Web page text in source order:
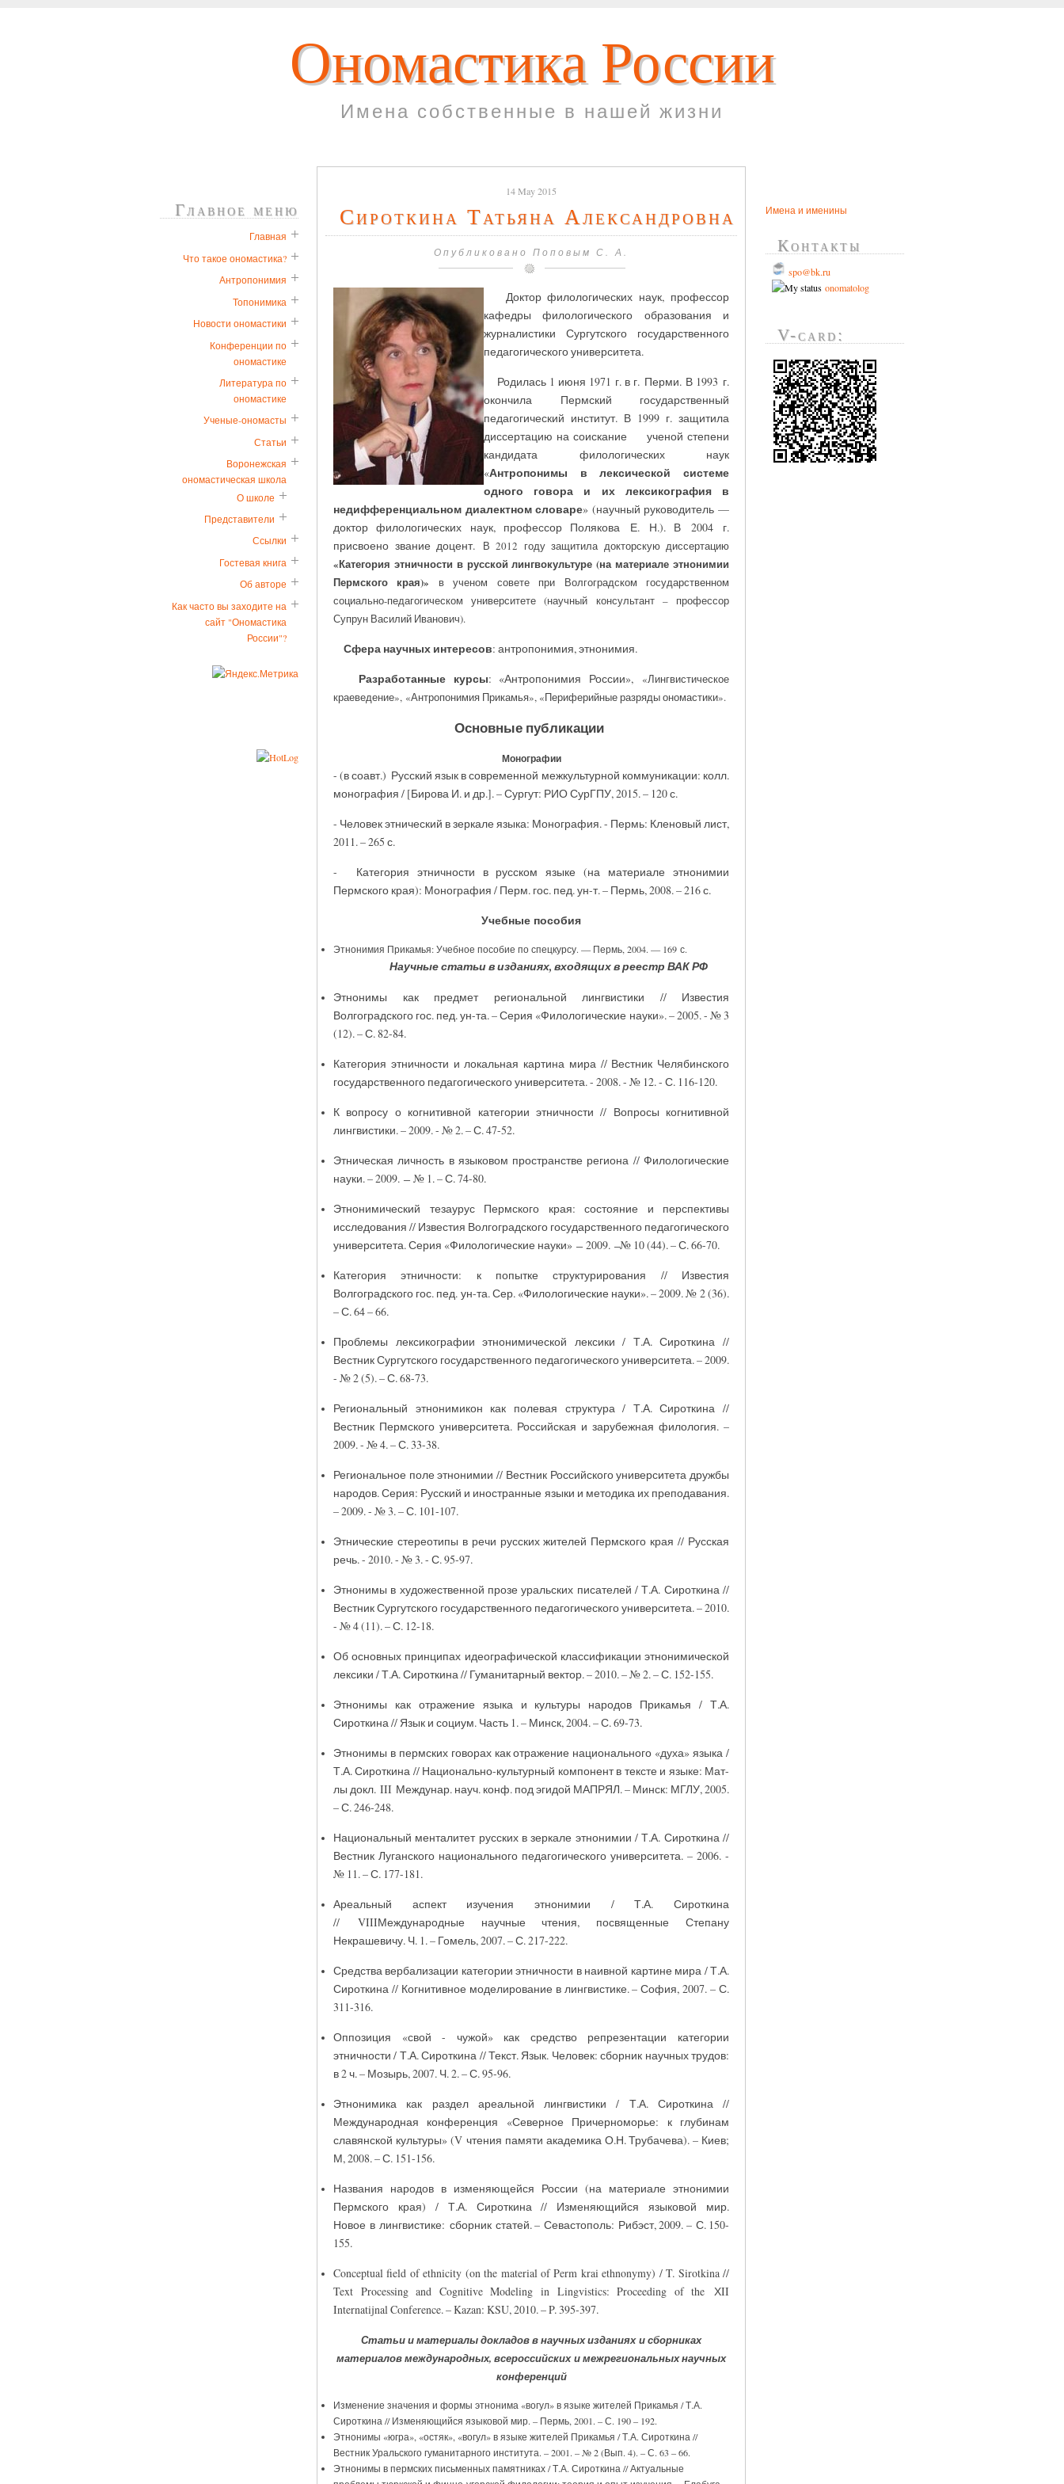
Ономастика России
Имена собственные в нашей жизни
14 May 2015
Сироткина Татьяна Александровна
Опубликовано Поповым С. А.
Доктор филологических наук, профессор
кафедры филологического образования и
журналистики Сургутского государственного
педагогического университета.
Родилась 1 июня 1971 г. в г. Перми. В 1993 г.
окончила Пермский государственный
педагогический институт. В 1999 г. защитила
диссертацию на соискание ученой степени
кандидата филологических наук
«Антропонимы в лексической системе
одного говора и их лексикография в
недифференциальном диалектном словаре» (научный руководитель —
доктор филологических наук, профессор Полякова Е. Н.). В 2004 г.
присвоено звание доцент.
В 2012 году защитила докторскую диссертацию
«Категория этничности в русской лингвокультуре (на материале этнонимии
Пермского края)» в ученом совете при Волгоградском государственном
социально-педагогическом университете (научный консультант – профессор
Супрун Василий Иванович).
Сфера научных интересов: антропонимия, этнонимия.
Разработанные курсы: «Антропонимия России», «Лингвистическое
краеведение», «Антропонимия Прикамья», «Периферийные разряды ономастики».
Основные публикации
Монографии
- (в соавт.) Русский язык в современной межкультурной коммуникации: колл.
монография / [Бирова И. и др.]. – Сургут: РИО СурГПУ, 2015. – 120 с.
- Человек этнический в зеркале языка: Монография. - Пермь: Кленовый лист,
2011. – 265 с.
- Категория этничности в русском языке (на материале этнонимии
Пермского края): Монография / Перм. гос. пед. ун-т. – Пермь, 2008. – 216 с.
Учебные пособия
Этнонимия Прикамья: Учебное пособие по спецкурсу. — Пермь, 2004. — 169 с.
Научные статьи в изданиях, входящих в реестр ВАК РФ
Этнонимы как предмет региональной лингвистики // Известия
Волгоградского гос. пед. ун-та. – Серия «Филологические науки». – 2005. - № 3
(12). – С. 82-84.
Категория этничности и локальная картина мира // Вестник Челябинского
государственного педагогического университета. - 2008. - № 12. - С. 116-120.
К вопросу о когнитивной категории этничности // Вопросы когнитивной
лингвистики. – 2009. - № 2. – С. 47-52.
Этническая личность в языковом пространстве региона // Филологические
науки. – 2009. ̶ № 1. – С. 74-80.
Этнонимический тезаурус Пермского края: состояние и перспективы
исследования // Известия Волгоградского государственного педагогического
университета. Серия «Филологические науки» ̶ 2009. ̶ № 10 (44). – С. 66-70.
Категория этничности: к попытке структурирования // Известия
Волгоградского гос. пед. ун-та. Сер. «Филологические науки». – 2009. № 2 (36).
– С. 64 – 66.
Проблемы лексикографии этнонимической лексики / Т.А. Сироткина //
Вестник Сургутского государственного педагогического университета. – 2009.
- № 2 (5). – С. 68-73.
Региональный этнонимикон как полевая структура / Т.А. Сироткина //
Вестник Пермского университета. Российская и зарубежная филология. –
2009. - № 4. – С. 33-38.
Региональное поле этнонимии // Вестник Российского университета дружбы
народов. Серия: Русский и иностранные языки и методика их преподавания.
– 2009. - № 3. – С. 101-107.
Этнические стереотипы в речи русских жителей Пермского края // Русская
речь. - 2010. - № 3. - С. 95-97.
Этнонимы в художественной прозе уральских писателей / Т.А. Сироткина //
Вестник Сургутского государственного педагогического университета. – 2010.
- № 4 (11). – С. 12-18.
Об основных принципах идеографической классификации этнонимической
лексики / Т.А. Сироткина // Гуманитарный вектор. – 2010. – № 2. – С. 152-155.
Этнонимы как отражение языка и культуры народов Прикамья / Т.А.
Сироткина // Язык и социум. Часть 1. – Минск, 2004. – С. 69-73.
Этнонимы в пермских говорах как отражение национального «духа» языка /
Т.А. Сироткина // Национально-культурный компонент в тексте и языке: Мат-
лы докл. III Междунар. науч. конф. под эгидой МАПРЯЛ. – Минск: МГЛУ, 2005.
– С. 246-248.
Национальный менталитет русских в зеркале этнонимии / Т.А. Сироткина //
Вестник Луганского национального педагогического университета. – 2006. -
№ 11. – С. 177-181.
Ареальный аспект изучения этнонимии / Т.А. Сироткина
// VIIIМеждународные научные чтения, посвященные Степану
Некрашевичу. Ч. 1. – Гомель, 2007. – С. 217-222.
Средства вербализации категории этничности в наивной картине мира / Т.А.
Сироткина // Когнитивное моделирование в лингвистике. – София, 2007. – С.
311-316.
Оппозиция «свой - чужой» как средство репрезентации категории
этничности / Т.А. Сироткина // Текст. Язык. Человек: сборник научных трудов:
в 2 ч. – Мозырь, 2007. Ч. 2. – С. 95-96.
Этнонимика как раздел ареальной лингвистики / Т.А. Сироткина //
Международная конференция «Северное Причерноморье: к глубинам
славянской культуры» (V чтения памяти академика О.Н. Трубачева). – Киев;
М, 2008. – С. 151-156.
Названия народов в изменяющейся России (на материале этнонимии
Пермского края) / Т.А. Сироткина // Изменяющийся языковой мир.
Новое в лингвистике: сборник статей. – Севастополь: Рибэст, 2009. – С. 150-
155.
Conceptual field of ethnicity (on the material of Perm krai ethnonymy) / T. Sirotkina //
Text Processing and Cognitive Modeling in Lingvistics: Proceeding of the ХII
Internatijnal Conference. – Kazan: KSU, 2010. – P. 395-397.
Статьи и материалы докладов в научных изданияхи сборниках
материалов международных, всероссийскихи межрегиональных научных
конференций
Изменение значения и формы этнонима «вогул» в языке жителей Прикамья / Т.А.
Сироткина // Изменяющийся языковой мир. – Пермь, 2001. – С. 190 – 192.
Этнонимы «югра», «остяк», «вогул» в языке жителей Прикамья / Т.А. Сироткина //
Вестник Уральского гуманитарного института. – 2001. – № 2 (Вып. 4). – С. 63 – 66.
Этнонимы в пермских письменных памятниках / Т.А. Сироткина // Актуальные
Главное меню
Главная
Что такое ономастика?
Антропонимия
Топонимика
Новости ономастики
Конференции по
ономастике
Литература по
ономастике
Ученые-ономасты
Статьи
Воронежская
ономастическая школа
О школе
Представители
Ссылки
Гостевая книга
Об авторе
Как часто вы заходите на
сайт "Ономастика
России"?
Имена и именины
Контакты
spo@bk.ru
onomatolog
V-card: